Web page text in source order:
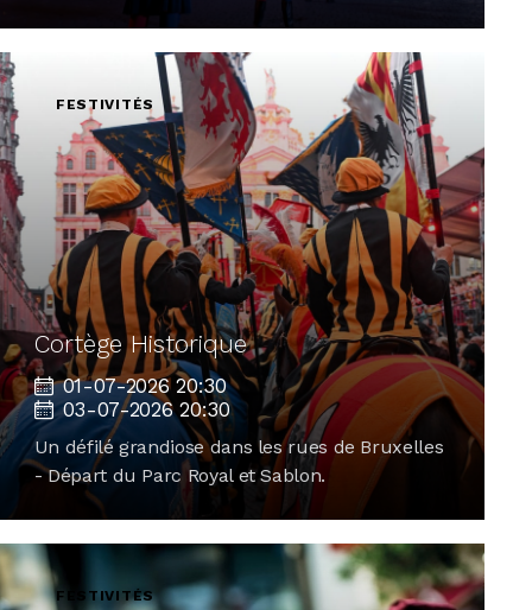
FESTIVITÉS
Cortège Historique
01-07-2026 20:30
03-07-2026 20:30
Un défilé grandiose dans les rues de Bruxelles
- Départ du Parc Royal et Sablon.
FESTIVITÉS